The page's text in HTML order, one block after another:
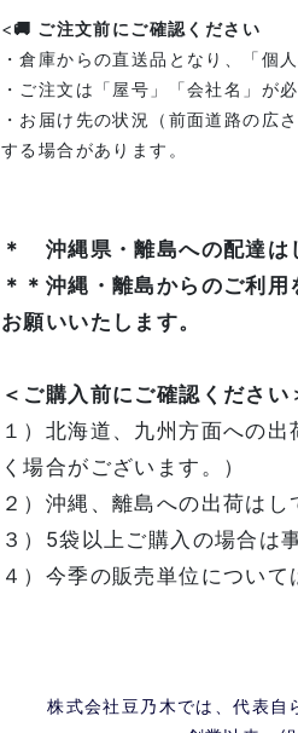
<🚚 ご注文前にご確認ください
・倉庫からの直送品となり、「個
・ご注文は「屋号」「会社名」が
・お届け先の状況（前面道路の広
する場合があります。
＊ 沖縄県・離島への配達は
＊＊沖縄・離島からのご利
お願いいたします。
＜ご購入前にご確認ください
１）北海道、九州方面への
く場合がございます。）
２）沖縄、離島への出荷はし
３）5袋以上ご購入の場合は
４）今季の販売単位につい
株式会社豆乃木では、代表自